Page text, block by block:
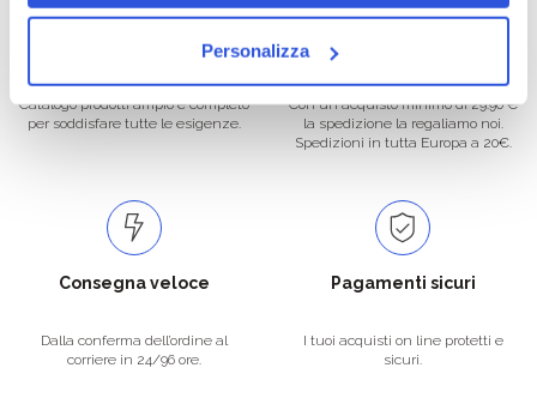
Personalizza
Oltre 50.000 prodotti
Catalogo prodotti ampio e completo
per soddisfare tutte le esigenze.
Spedizione gratuita
Con un acquisto minimo di 29.90 €
la spedizione la regaliamo noi.
Spedizioni in tutta Europa a 20€.
Consegna veloce
Dalla conferma dell’ordine al
corriere in 24/96 ore.
Pagamenti sicuri
I tuoi acquisti on line protetti e
sicuri.